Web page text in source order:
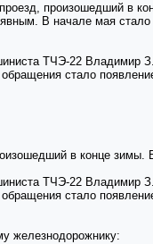
произошедший в
В начале мая
ТЧЭ-22 Владимир
стало
в конце зимы.
ТЧЭ-22 Владимир
стало
железнодорожнику: